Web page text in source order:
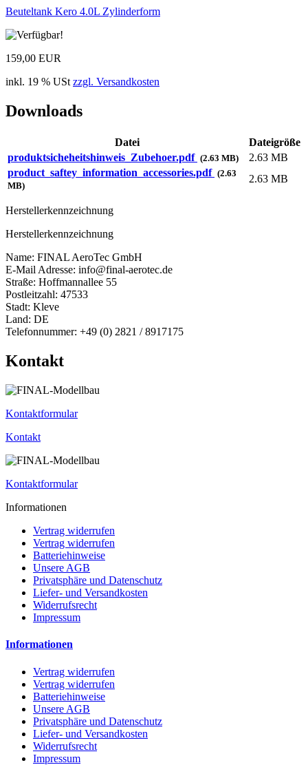
Beuteltank Kero 4.0L Zylinderform
159,00 EUR
inkl. 19 % USt zzgl. Versandkosten
Downloads
Datei
Dateigröße
produktsicheheitshinweis_Zubehoer.pdf (2.63 MB)
2.63 MB
product_saftey_information_accessories.pdf (2.63
MB)
2.63 MB
Herstellerkennzeichnung
Herstellerkennzeichnung
Name: FINAL AeroTec GmbH
E-Mail Adresse: info@final-aerotec.de
Straße: Hoffmannallee 55
Postleitzahl: 47533
Stadt: Kleve
Land: DE
Telefonnummer: +49 (0) 2821 / 8917175
Kontakt
Kontaktformular
Kontakt
Kontaktformular
Informationen
Vertrag widerrufen
Vertrag widerrufen
Batteriehinweise
Unsere AGB
Privatsphäre und Datenschutz
Liefer- und Versandkosten
Widerrufsrecht
Impressum
Informationen
Vertrag widerrufen
Vertrag widerrufen
Batteriehinweise
Unsere AGB
Privatsphäre und Datenschutz
Liefer- und Versandkosten
Widerrufsrecht
Impressum